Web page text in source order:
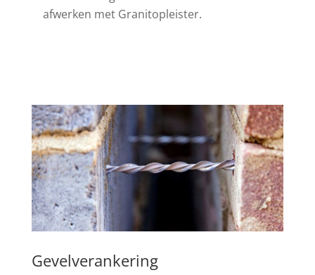
afwerken met Granitopleister.
Gevelverankering